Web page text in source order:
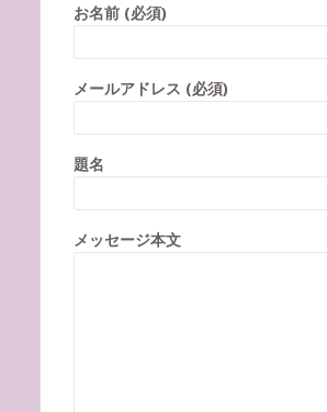
お名前 (必須)
メールアドレス (必須)
題名
メッセージ本文